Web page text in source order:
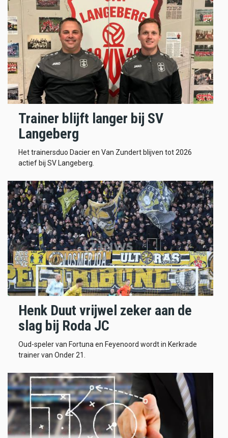
Trainer blijft langer bij SV
Langeberg
Het trainersduo Dacier en Van Zundert blijven tot 2026
actief bij SV Langeberg.
Henk Duut vrijwel zeker aan de
slag bij Roda JC
Oud-speler van Fortuna en Feyenoord wordt in Kerkrade
trainer van Onder 21.